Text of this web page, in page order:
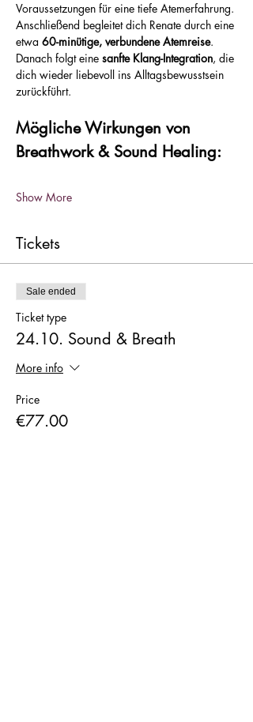
Voraussetzungen für eine tiefe Atemerfahrung.
Anschließend begleitet dich Renate durch eine
etwa 60-minütige, verbundene Atemreise.
Danach folgt eine sanfte Klang-Integration, die
dich wieder liebevoll ins Alltagsbewusstsein
zurückführt.
Mögliche Wirkungen von
Breathwork & Sound Healing:
Show More
Tickets
Sale ended
Ticket type
24.10. Sound & Breath
More info
Price
€77.00